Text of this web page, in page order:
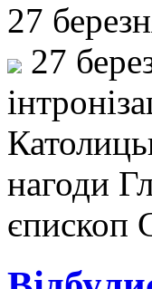
27
27
нагоди
єпископ